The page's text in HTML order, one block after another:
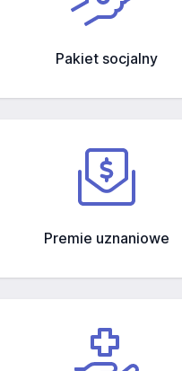
Pakiet socjalny
Premie uznaniowe